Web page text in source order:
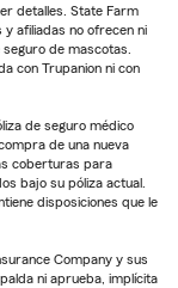
detalles. State Farm
afiliadas no ofrecen ni
de mascotas.
con Trupanion ni con
de seguro médico
de una nueva
coberturas para
bajo su póliza actual.
disposiciones que le
Company y sus
ni aprueba, implícita